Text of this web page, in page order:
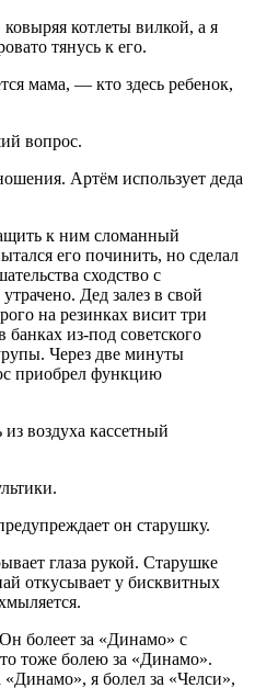
котлеты вилкой, а я
тянусь к его.
мама, — кто здесь ребенок,
вопрос.
Артём использует деда
к ним сломанный
его починить, но сделал
сходство с
Дед залез в свой
на резинках висит три
банках из-под советского
Через две минуты
приобрел функцию
воздуха кассетный
он старушку.
глаза рукой. Старушке
откусывает у бисквитных
болеет за «Динамо» с
тоже болею за «Динамо».
«Динамо», я болел за «Челси»,